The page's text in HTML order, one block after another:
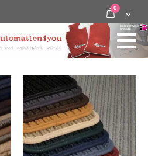
Cart
0 items